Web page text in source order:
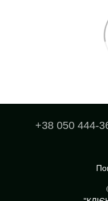
+38 050 444-